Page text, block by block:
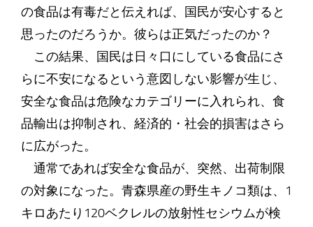
の食品は有毒だと伝えれば、国民が安心すると
思ったのだろうか。彼らは正気だったのか？
この結果、国民は日々口にしている食品にさ
らに不安になるという意図しない影響が生じ、
安全な食品は危険なカテゴリーに入れられ、食
品輸出は抑制され、経済的・社会的損害はさら
に広がった。
通常であれば安全な食品が、突然、出荷制限
の対象になった。青森県産の野生キノコ類は、1
キロあたり120ベクレルの放射性セシウムが検